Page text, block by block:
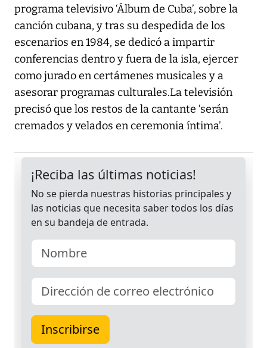
programa televisivo ‘Álbum de Cuba’, sobre la
canción cubana, y tras su despedida de los
escenarios en 1984, se dedicó a impartir
conferencias dentro y fuera de la isla, ejercer
como jurado en certámenes musicales y a
asesorar programas culturales.La televisión
precisó que los restos de la cantante ‘serán
cremados y velados en ceremonia íntima’.